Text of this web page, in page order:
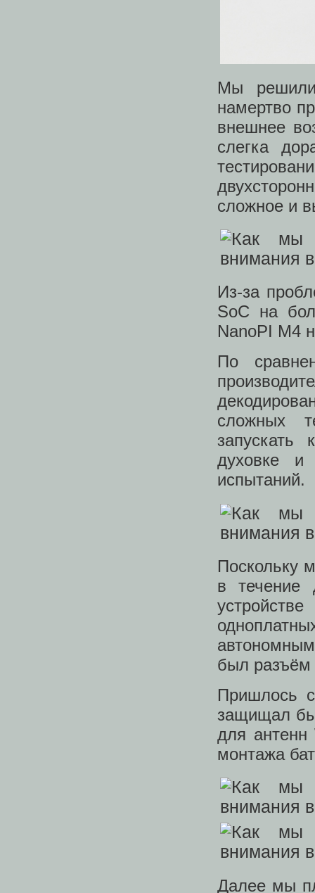
Мы
намертво
внешнее
слегка
сложное и
Из-за
SoC на
NanoPI M4
По
сложных
духовке и
испытаний.
Поскольку
в течение
был разъём
Пришлось
защищал бы
для
монтажа
Далее мы